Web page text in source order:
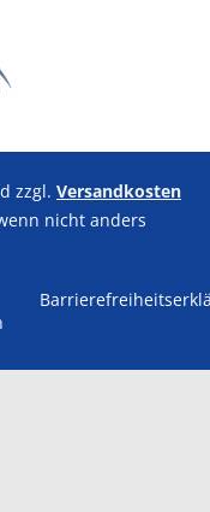
zzgl. Versandkosten
nicht anders